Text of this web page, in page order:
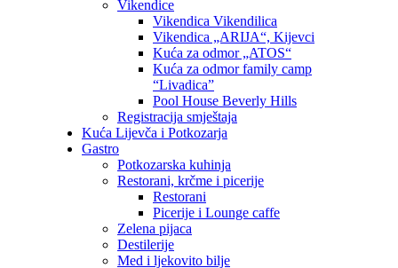
Vikendice
Vikendica Vikendilica
Vikendica „ARIJA“, Kijevci
Kuća za odmor „ATOS“
Kuća za odmor family camp
“Livadica”
Pool House Beverly Hills
Registracija smještaja
Kuća Lijevča i Potkozarja
Gastro
Potkozarska kuhinja
Restorani, krčme i picerije
Restorani
Picerije i Lounge caffe
Zelena pijaca
Destilerije
Med i ljekovito bilje